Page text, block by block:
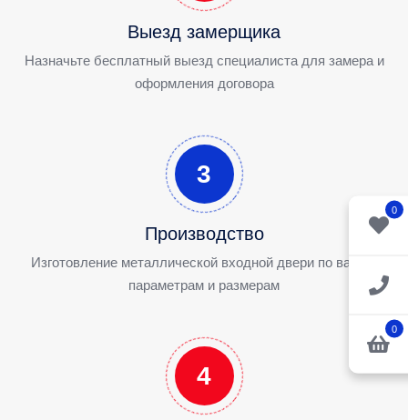
0
0
Выезд замерщика
Назначьте бесплатный выезд специалиста для замера и
оформления договора
3
Производство
Изготовление металлической входной двери по вашим
параметрам и размерам
4